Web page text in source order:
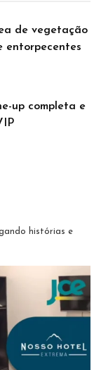
de vegetação
entorpecentes
up completa e
histórias e